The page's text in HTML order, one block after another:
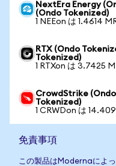
NextEra Energy
(Ondo Tokenized)
1 NEEon は 1.4614
RTX (Ondo
Tokenized)
1 RTXon は 3.7425
CrowdStrike
Tokenized)
1 CRWDon は
免責事項
この製品はModernaによ